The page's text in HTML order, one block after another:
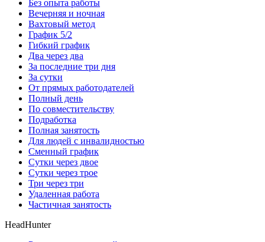
Без опыта работы
Вечерняя и ночная
Вахтовый метод
График 5/2
Гибкий график
Два через два
За последние три дня
За сутки
От прямых работодателей
Полный день
По совместительству
Подработка
Полная занятость
Для людей с инвалидностью
Сменный график
Сутки через двое
Сутки через трое
Три через три
Удаленная работа
Частичная занятость
HeadHunter